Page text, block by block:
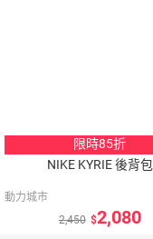
限時85折
NIKE KYRIE 後背包
動力城市
2,450
2,080